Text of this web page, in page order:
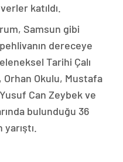
katıldı.
Samsun gibi
dereceye
Tarihi Çalı
Orhan Okulu, Mustafa
Can Zeybek ve
bulunduğu 36